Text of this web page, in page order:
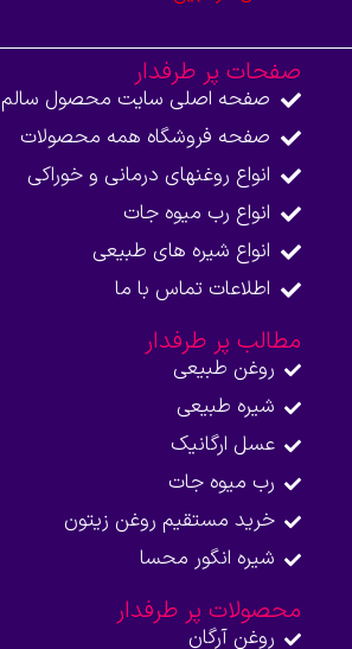
صفحات پر طرفدار
صفحه اصلی سایت محصول سالم
صفحه فروشگاه همه محصولات​
انواع روغنهای درمانی و خوراکی
انواع رب میوه جات
انواع شیره های طبیعی
اطلاعات تماس با ما​
مطالب پر طرفدار
روغن طبیعی
شیره طبیعی
عسل ارگانیک
رب میوه جات
خرید مستقیم روغن زیتون
شیره انگور محسا
محصولات پر طرفدار
روغن آرگان